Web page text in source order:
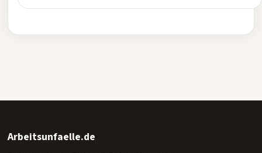
Arbeitsunfaelle.de